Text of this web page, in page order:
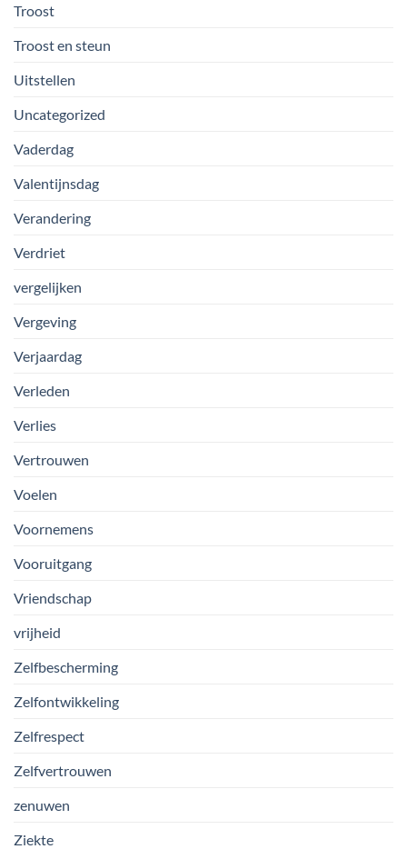
Troost
Troost en steun
Uitstellen
Uncategorized
Vaderdag
Valentijnsdag
Verandering
Verdriet
vergelijken
Vergeving
Verjaardag
Verleden
Verlies
Vertrouwen
Voelen
Voornemens
Vooruitgang
Vriendschap
vrijheid
Zelfbescherming
Zelfontwikkeling
Zelfrespect
Zelfvertrouwen
zenuwen
Ziekte